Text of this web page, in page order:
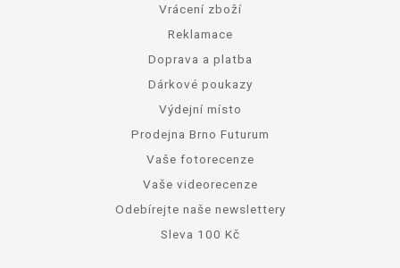
Vrácení zboží
Reklamace
Doprava a platba
Dárkové poukazy
Výdejní místo
Prodejna Brno Futurum
Vaše fotorecenze
Vaše videorecenze
Odebírejte naše newslettery
Sleva 100 Kč